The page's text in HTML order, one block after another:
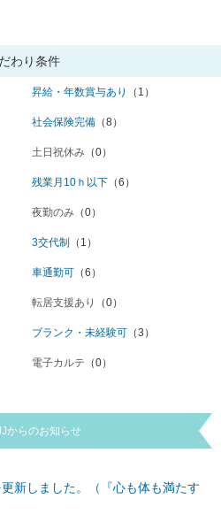
わり条件
昇給・年数賞与あり （1）
社会保険完備 （8）
土日祝休み （0）
残業月10ｈ以下 （6）
夜勤のみ （0）
3交代制 （1）
車通勤可 （6）
転居支援あり （0）
ブランク・未経験可 （3）
電子カルテ （0）
からのお知らせ
新しました。（『心も体も満たす